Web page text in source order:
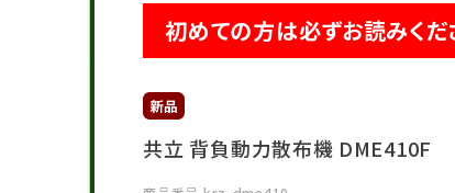
初めての方は必ずお読みくだ
共立 背負動力散布機 DME410F